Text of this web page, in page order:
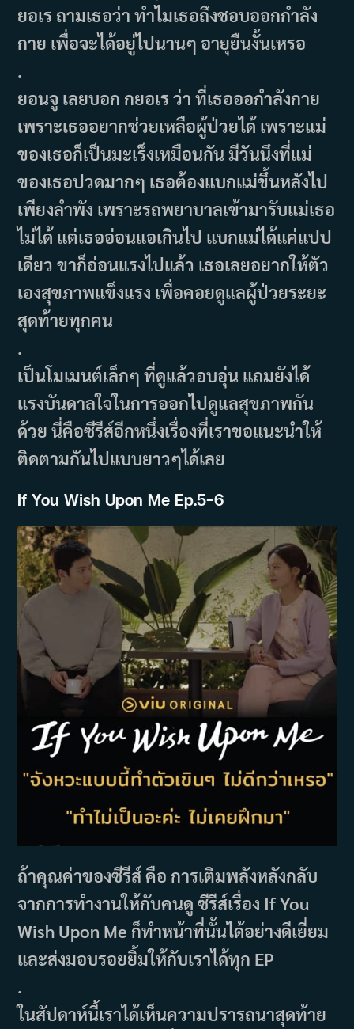
ยอเร ถามเธอว่า ทำไมเธอถึงชอบออกกำลัง
กาย เพื่อจะได้อยู่ไปนานๆ อายุยืนงั้นเหรอ
.
ยอนจู เลยบอก กยอเร ว่า ที่เธอออกำลังกาย
เพราะเธออยากช่วยเหลือผู้ป่วยได้ เพราะแม่
ของเธอก็เป็นมะเร็งเหมือนกัน มีวันนึงที่แม่
ของเธอปวดมากๆ เธอต้องแบกแม่ขึ้นหลังไป
เพียงลำพัง เพราะรถพยาบาลเข้ามารับแม่เธอ
ไม่ได้ แต่เธออ่อนแอเกินไป แบกแม่ได้แค่แปป
เดียว ขาก็อ่อนแรงไปแล้ว เธอเลยอยากให้ตัว
เองสุขภาพแข็งแรง เพื่อคอยดูแลผู้ป่วยระยะ
สุดท้ายทุกคน
.
เป็นโมเมนต์เล็กๆ ที่ดูแล้วอบอุ่น แถมยังได้
แรงบันดาลใจในการออกไปดูแลสุขภาพกัน
ด้วย นี่คือซีรีส์อีกหนึ่งเรื่องที่เราขอแนะนำให้
ติดตามกันไปแบบยาวๆได้เลย
If You Wish Upon Me Ep.5-6
ถ้าคุณค่าของซีรีส์ คือ การเติมพลังหลังกลับ
จากการทำงานให้กับคนดู ซีรีส์เรื่อง If You
Wish Upon Me ก็ทำหน้าที่นั้นได้อย่างดีเยี่ยม
และส่งมอบรอยยิ้มให้กับเราได้ทุก EP
.
ในสัปดาห์นี้เราได้เห็นความปรารถนาสุดท้าย